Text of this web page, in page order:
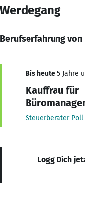
Werdegang
Berufserfahrung von
Bis heute 5 Jahre
Kauffrau für
Steuerberater
Logg Dich